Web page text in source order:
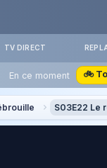
TV DIRECT
En ce moment 🚲
S03E22 Le